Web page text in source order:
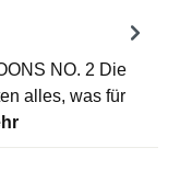
NO. 2 Die
alles, was für